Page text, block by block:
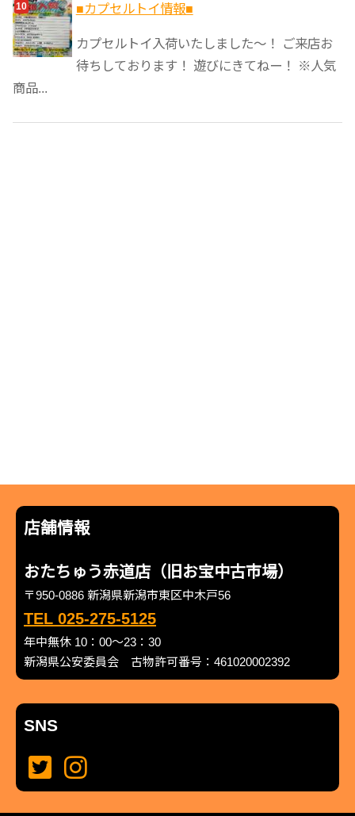
■カプセルトイ情報■
カプセルトイ入荷いたしました〜！ ご来店お
待ちしております！ 遊びにきてねー！ ※人気
商品...
店舗情報
おたちゅう赤道店（旧お宝中古市場）
〒950-0886 新潟県新潟市東区中木戸56
TEL 025-275-5125
年中無休 10：00～23：30
新潟県公安委員会 古物許可番号：461020002392
SNS